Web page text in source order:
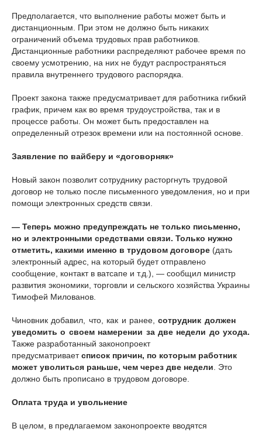
Предполагается, что выполнение работы может быть и
дистанционным. При этом не должно быть никаких
ограничений объема трудовых прав работников.
Дистанционные работники распределяют рабочее время по
своему усмотрению, на них не будут распространяться
правила внутреннего трудового распорядка.
Проект закона также предусматривает для работника гибкий
график, причем как во время трудоустройства, так и в
процессе работы. Он может быть предоставлен на
определенный отрезок времени или на постоянной основе.
Заявление по вайберу и «договорняк»
Новый закон позволит сотруднику расторгнуть трудовой
договор не только после письменного уведомления, но и при
помощи электронных средств связи.
— Теперь можно предупреждать не только письменно,
но и электронными средствами связи. Только нужно
отметить, какими именно в трудовом договоре (дать
электронный адрес, на который будет отправлено
сообщение, контакт в ватсапе и т.д.), — сообщил министр
развития экономики, торговли и сельского хозяйства Украины
Тимофей Милованов.
Чиновник добавил, что, как и ранее,сотрудник должен
уведомить о своем намерении за две недели до ухода.
Также разработанный законопроект
предусматриваетсписок причин, по которым работник
может уволиться раньше, чем через две недели . Это
должно быть прописано в трудовом договоре.
Оплата труда и увольнение
В целом, в предлагаемом законопроекте вводятся